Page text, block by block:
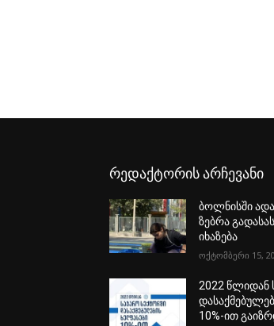
რედაქტორის არჩევანი
ბოლნისში
ზებრა
იხაზება
ოქტომბერი 15,
2022 წლიდან
10%-ით